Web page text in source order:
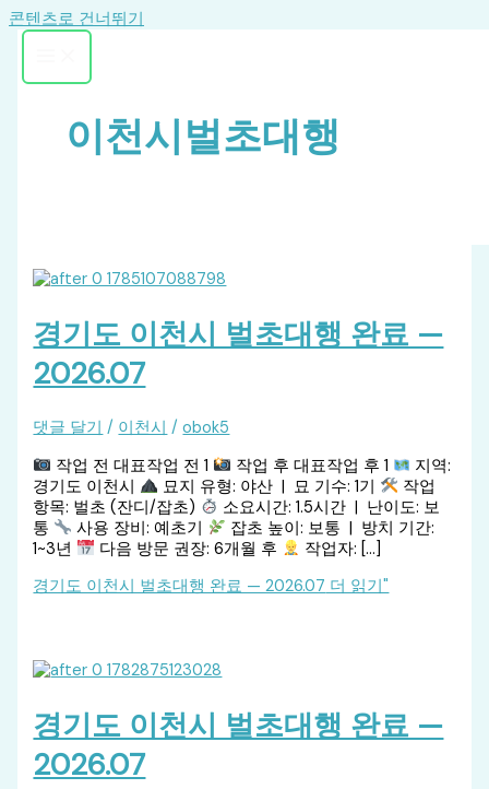
콘텐츠로 건너뛰기
이천시벌초대행
경기도 이천시 벌초대행 완료 —
2026.07
댓글 달기 / 이천시 /obok5
작업 전 대표작업 전 1
작업 후 대표작업 후 1
지역:
경기도 이천시
묘지 유형: 야산 | 묘 기수: 1기
작업
항목: 벌초 (잔디/잡초)
소요시간: 1.5시간 | 난이도: 보
통
사용 장비: 예초기
잡초 높이: 보통 | 방치 기간:
1~3년
다음 방문 권장: 6개월 후
작업자: […]
경기도 이천시 벌초대행 완료 — 2026.07 더 읽기"
경기도 이천시 벌초대행 완료 —
2026.07